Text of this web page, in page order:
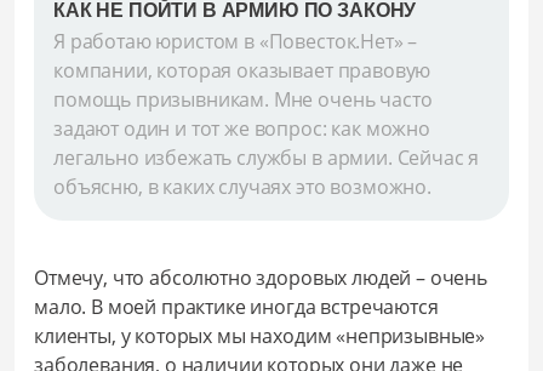
КАК НЕ ПОЙТИ В АРМИЮ ПО ЗАКОНУ
Я работаю юристом в «Повесток.Нет» –
компании, которая оказывает правовую
помощь призывникам. Мне очень часто
задают один и тот же вопрос: как можно
легально избежать службы в армии. Сейчас я
объясню, в каких случаях это возможно.
Отмечу, что абсолютно здоровых людей – очень
мало. В моей практике иногда встречаются
клиенты, у которых мы находим «непризывные»
заболевания, о наличии которых они даже не